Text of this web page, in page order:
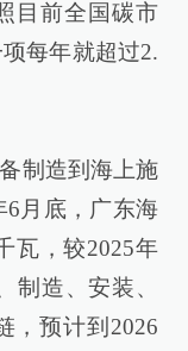
目前全国碳市
每年就超过2.
制造到海上施
6月底，广东海
瓦，较2025年
制造、安装、
，预计到2026